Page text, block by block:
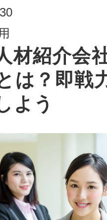
材紹介会
は？即戦
よう